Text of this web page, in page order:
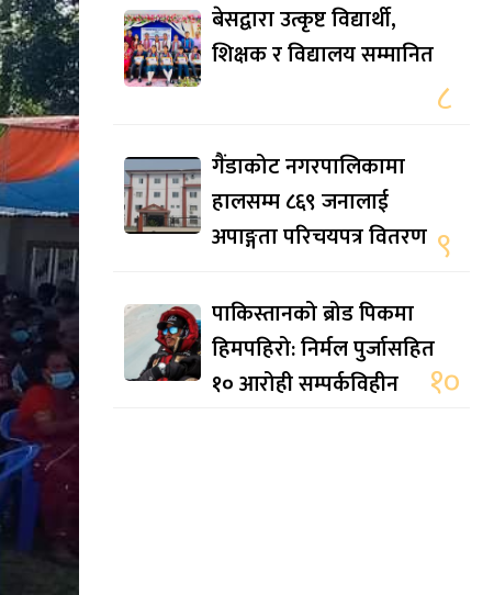
बेसद्वारा उत्कृष्ट विद्यार्थी,
शिक्षक र विद्यालय सम्मानित
८
गैंडाकोट नगरपालिकामा
हालसम्म ८६९ जनालाई
अपाङ्गता परिचयपत्र वितरण ९
पाकिस्तानको ब्रोड पिकमा
हिमपहिरो: निर्मल पुर्जासहित
१० आरोही सम्पर्कविहीन
१०